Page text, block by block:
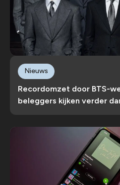
Recordomzet door BTS-
beleggers kijken verder
Nieuws